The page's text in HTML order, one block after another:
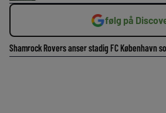
følg på
Shamrock Rovers anser stadig FC København